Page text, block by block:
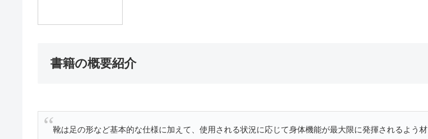
書籍の概要紹介
靴は足の形など基本的な仕様に加えて、使用される状況に応じて身体機能が最大限に発揮されるよう材